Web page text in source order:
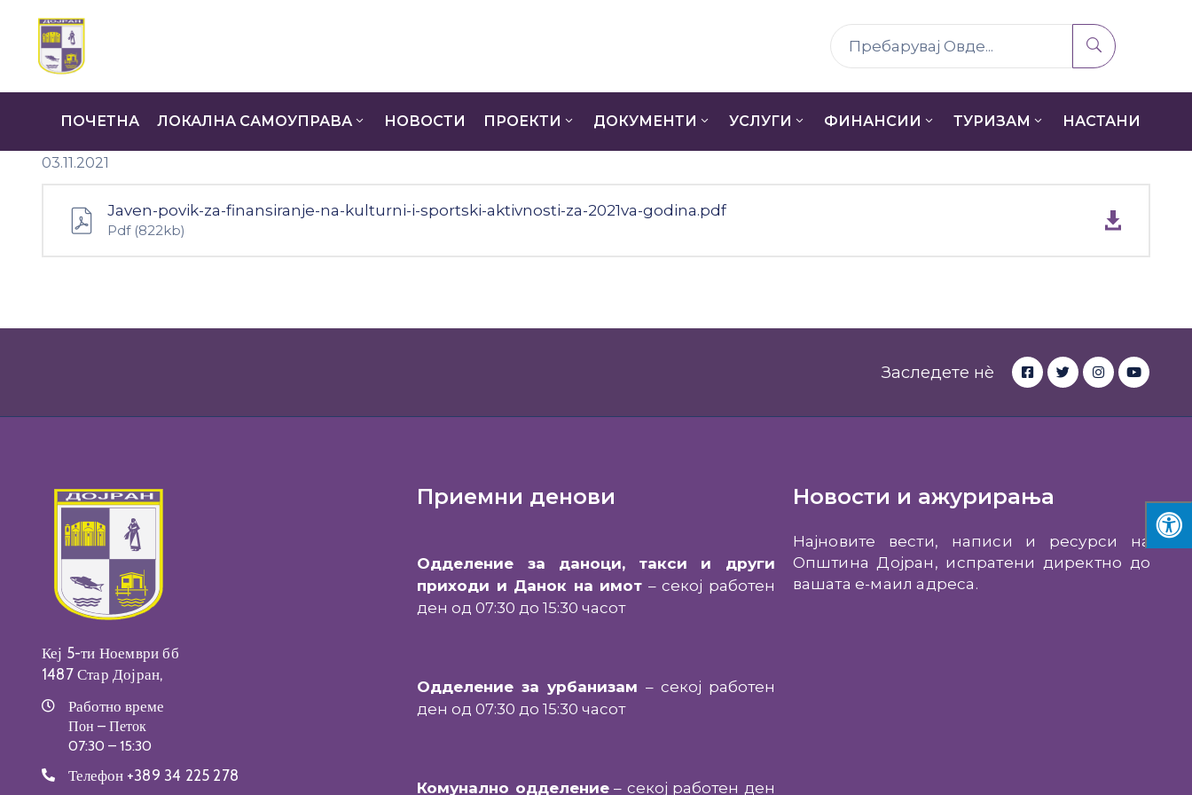
ПОЧЕТНА ЛОКАЛНА САМОУПРАВА НОВОСТИ ПРОЕКТИ ДОКУМЕНТИ УСЛУГИ ФИНАНСИИ ТУРИЗАМ НАСТАНИ
03.11.2021
Javen-povik-za-finansiranje-na-kulturni-i-sportski-aktivnosti-za-2021va-godina.pdf
Pdf (822kb)
Заследете нè
Кеј 5-ти Ноември бб
1487 Стар Дојран,
Работно време
Пон – Петок
07:30 – 15:30
Телефон +389 34 225 278
Приемни денови
Одделение за даноци, такси и други
приходи и Данок на имот – секој работен
ден од 07:30 до 15:30 часот
Одделение за урбанизам – секој работен
ден од 07:30 до 15:30 часот
Комунално одделение– секој работен ден
Новости и ажурирања
Најновите вести, написи и ресурси на
Општина Дојран, испратени директно до
вашата е-маил адреса.